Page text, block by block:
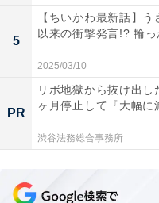
5
【ちいかわ最新話】
以来の衝撃発言!? 輪っ
2025/03/10
PR
リボ地獄から抜け出
ヶ月停止して『大幅に
渋谷法務総合事務所